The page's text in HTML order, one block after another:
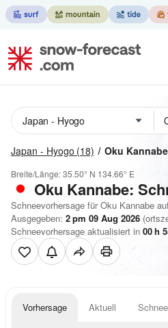
Japan - Hyogo (18) Oku Kannabe
Breite/Länge:35.50° N 134.66° E
Oku Kannabe:
Schneevorhersage für Oku Kannabe
Ausgegeben: 2 pm 09 Aug 2026
Schneevorhersage aktualisiert in 00h
Vorhersage Aktuell